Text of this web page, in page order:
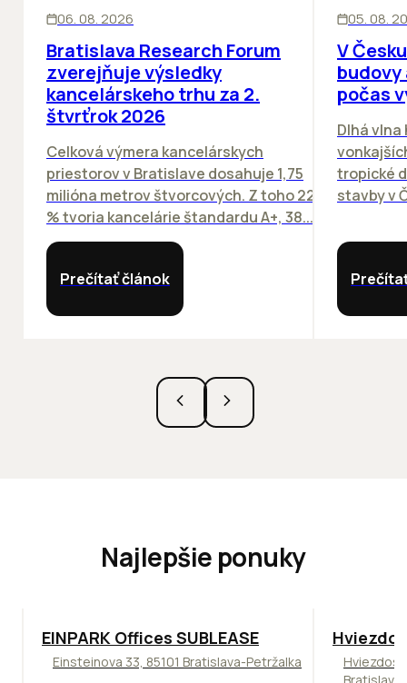
06. 08. 2026
Bratislava Research Forum
zverejňuje výsledky
kancelárskeho trhu za 2.
štvrťrok 2026
Celková výmera kancelárskych
priestorov v Bratislave dosahuje 1,75
milióna metrov štvorcových. Z toho 22
% tvoria kancelárie štandardu A+, 38...
Prečítať článok
05. 08.
V
počas
Dlhá
tropické
stavby v
Najlepšie ponuky
TOP ODPORÚČAME
EINPARK Offices SUBLEASE
Einsteinova 33, 85101 Bratislava-Petržalka